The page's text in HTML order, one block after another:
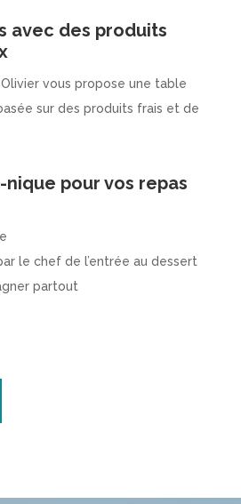
avec des produits
vous propose une table
sur des produits frais et de
nique pour vos repas
le chef de l’entrée au dessert
partout